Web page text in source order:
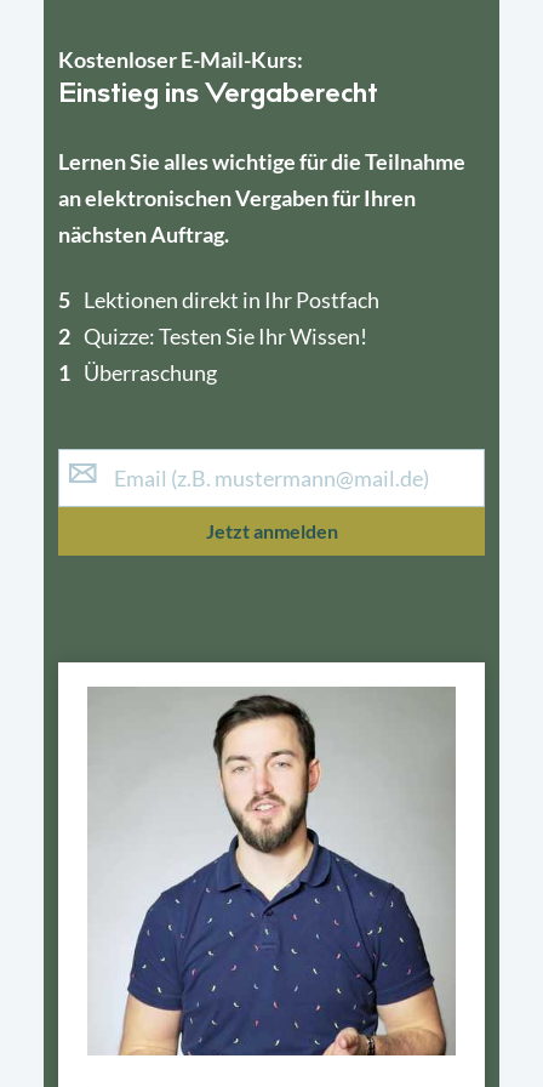
Kostenloser E-Mail-Kurs:
Einstieg ins Vergaberecht
Lernen Sie alles wichtige für die Teilnahme
an elektronischen Vergaben für Ihren
nächsten Auftrag.
5 Lektionen direkt in Ihr Postfach
2 Quizze: Testen Sie Ihr Wissen!
1 Überraschung
4
1
Jetzt anmelden